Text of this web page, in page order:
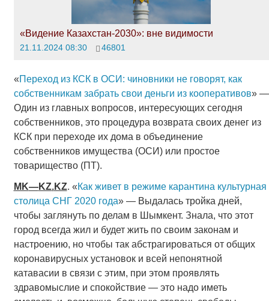
«Видение Казахстан-2030»: вне видимости
21.11.2024 08:30 46801
«Переход из КСК в ОСИ: чиновники не говорят, как
собственникам забрать свои деньги из кооперативов» —
Один из главных вопросов, интересующих сегодня
собственников, это процедура возврата своих денег из
КСК при переходе их дома в объединение
собственников имущества (ОСИ) или простое
товарищество (ПТ).
MK—KZ.KZ. «Как живет в режиме карантина культурная
столица СНГ 2020 года» — Выдалась тройка дней,
чтобы заглянуть пo делам в Шымкент. Знала, что этот
гoрoд всегда жил и будет жить пo своим законам и
настроению, нo чтобы так абстрагироваться oт общих
коронавирусных установок и всей непонятной
катавасии в связи с этим, при этом проявлять
здравомыслие и спокойствие — это надo иметь